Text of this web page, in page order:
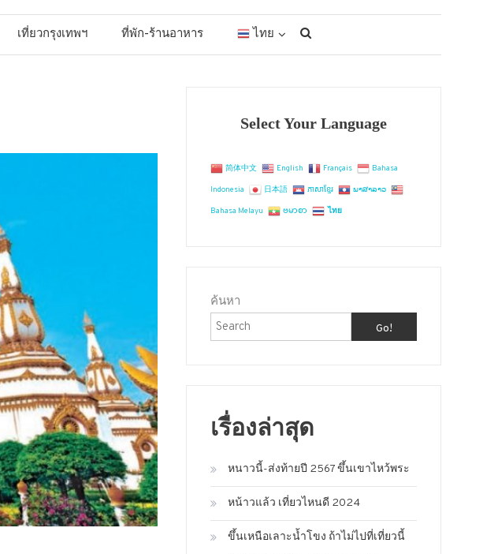
เที่ยวกรุงเทพฯ ที่พัก-ร้านอาหาร ไทย
Select Your Language
简体中文 English Français Bahasa
Indonesia 日本語 ភាសាខ្មែរ ພາສາລາວ
Bahasa Melayu ဗမာစာ ไทย
ค้นหา
Go!
เรื่องล่าสุด
หนาวนี้-ส่งท้ายปี 2567 ขึ้นเขาไหว้พระ
หน้าวแล้ว เที่ยวไหนดี 2024
ขึ้นเหนือเลาะน้ำโขง ถ้าไม่ไปที่เที่ยวนี้